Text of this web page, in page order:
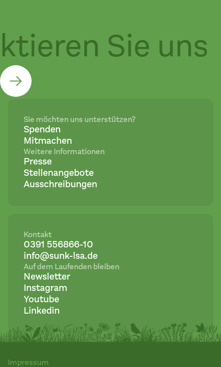
Sie uns
Sie möchten uns unterstützen?
Spenden
Mitmachen
Weitere Informationen
Presse
Stellenangebote
Ausschreibungen
Kontakt
0391 556866-10
info@sunk-lsa.de
Auf dem Laufenden bleiben
Newsletter
Instagram
Youtube
Linkedin
Impressum